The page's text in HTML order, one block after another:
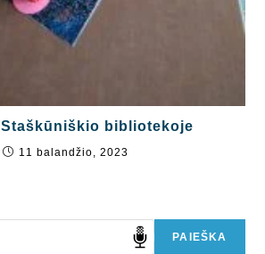
bibliotekoje
11 balandžio, 2023
PAIEŠKA